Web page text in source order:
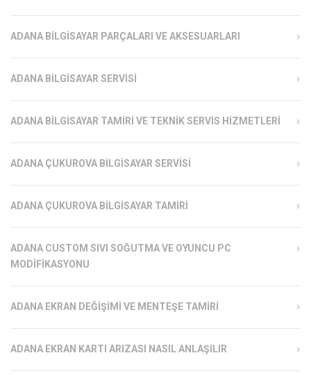
ADANA BILGISAYAR PARÇALARI VE AKSESUARLARI
ADANA BILGISAYAR SERVISI
ADANA BILGISAYAR TAMIRI VE TEKNIK SERVIS HIZMETLERI
ADANA ÇUKUROVA BILGISAYAR SERVISI
ADANA ÇUKUROVA BILGISAYAR TAMIRI
ADANA CUSTOM SIVI SOĞUTMA VE OYUNCU PC
MODIFIKASYONU
ADANA EKRAN DEĞIŞIMI VE MENTEŞE TAMIRI
ADANA EKRAN KARTI ARIZASI NASIL ANLAŞILIR